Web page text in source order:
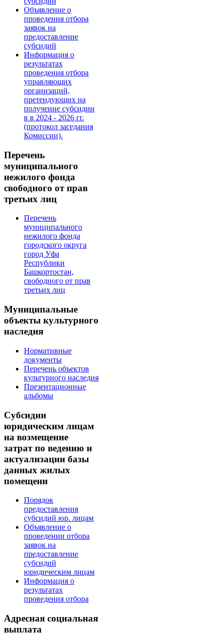
Объявление о
проведения отбора
заявок на
предоставление
субсидий
Информация о
результатах
проведения отбора
управляющих
организаций,
претендующих на
получение субсидии
в в 2024 - 2026 гг.
(протокол заседания
Комиссии).
Перечень
муниципального
нежилого фонда
свободного от прав
третьих лиц
Перечень
муниципального
нежилого фонда
городского округа
город Уфа
Республики
Башкортостан,
свободного от прав
третьих лиц
Муниципальные
объекты культурного
наследия
Нормативные
документы
Перечень объектов
культурного наследия
Презентационные
альбомы
Субсидии
юридическим лицам
на возмещение
затрат по ведению и
актуализации базы
данных жилых
помещени
Порядок
предоставления
субсидий юр. лицам
Объявление о
проведении отбора
заявок на
предоставление
субсидий
юридическим лицам
Информация о
результатах
проведения отбора
Адресная социальная
выплата